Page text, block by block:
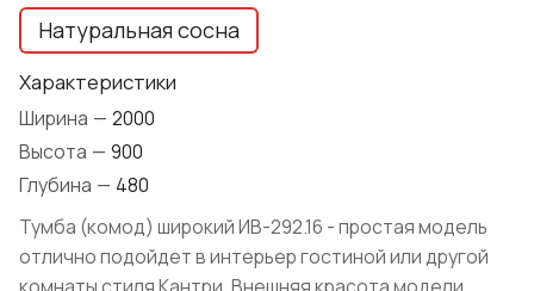
Натуральная сосна
Характеристики
Ширина — 2000
Высота — 900
Глубина — 480
Тумба (комод) широкий ИВ-292.16 - простая модель
отлично подойдет в интерьер гостиной или другой